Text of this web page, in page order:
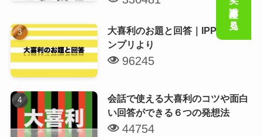
大喜利のお題と回答｜IPPONグラ
ンプリより
96245
会話で使える大喜利のコツや面白
い回答ができる６つの発想法
44754